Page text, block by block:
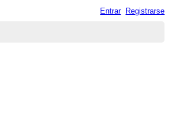
Entrar Registrarse